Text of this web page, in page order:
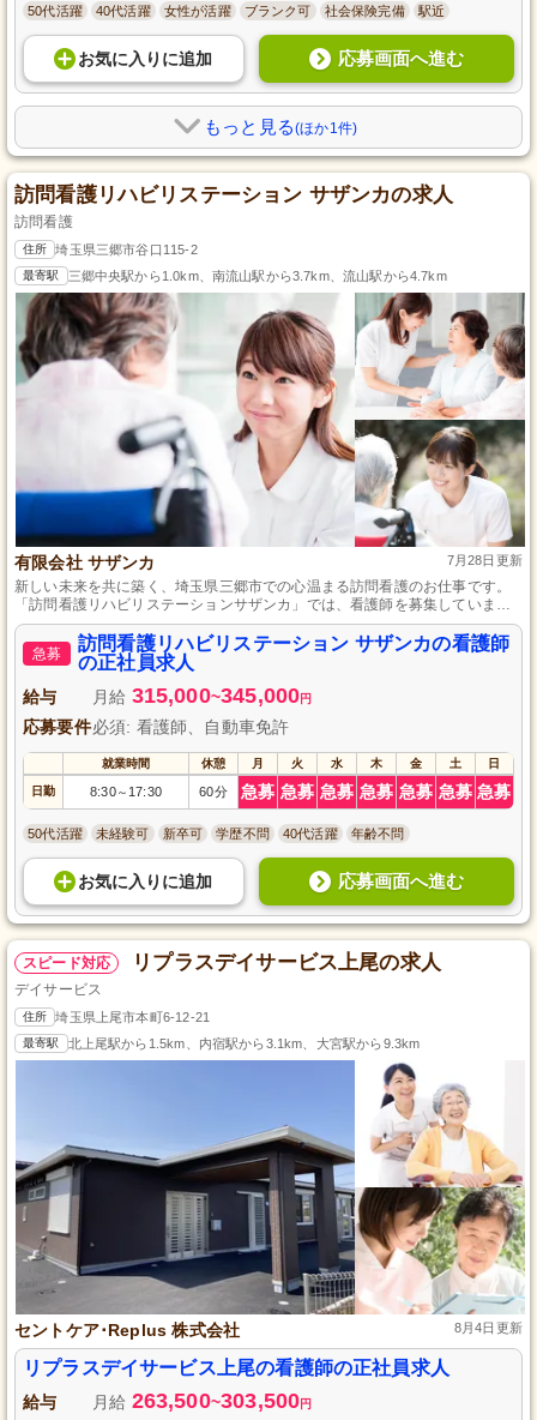
50代活躍 40代活躍 女性が活躍 ブランク可 社会保険完備 駅近
お気に入り に追加 応募画面へ進む
もっと見る(ほか1件)
訪問看護リハビリステーション サザンカの求人
訪問看護
住所 埼玉県三郷市谷口115-2
最寄駅 三郷中央駅から1.0km、南流山駅から3.7km、流山駅から4.7km
有限会社 サザンカ 7月28日更新
新しい未来を共に築く、埼玉県三郷市での心温まる訪問看護のお仕事です。
「訪問看護リハビリステーションサザンカ」では、看護師を募集していま
す。オンコールできる方は大歓迎。看護師免許と運転免許が必須です。訪問
看護や在宅リハビリテーション、医療的管理を通じて地域の人々の笑顔を支
えましょう。あなたの看護スキルを活かし、地域医療に貢献しませんか？未
経験の方も一から丁寧に指導するので安心です。
急募
訪問看護リハビリステーション サザンカの看護師
の正社員求人
給与 月給 315,000~345,000円
応募要件必須: 看護師、自動車免許
就業時間 休憩 月 火 水 木 金 土 日
日勤 8:30～ 17:30 60分 急募 急募 急募 急募 急募 急募 急募
50代活躍 未経験可 新卒可 学歴不問 40代活躍 年齢不問
お気に入り に追加 応募画面へ進む
スピード対応 リプラスデイサービス上尾の求人
デイサービス
住所 埼玉県上尾市本町6-12-21
最寄駅 北上尾駅から1.5km、内宿駅から3.1km、大宮駅から9.3km
セントケア･Replus 株式会社 8月4日更新
リプラスデイサービス上尾の看護師の正社員求人
給与 月給 263,500~303,500円